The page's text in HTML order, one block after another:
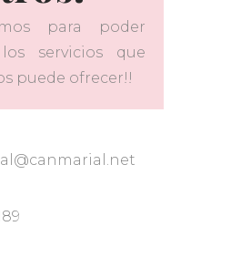
para poder
servicios que
puede ofrecer!!